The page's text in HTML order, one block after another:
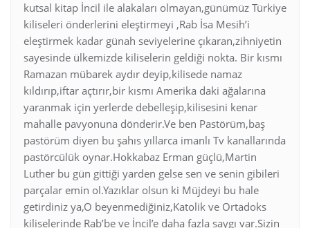
kutsal kitap İncil ile alakaları olmayan,günümüz Türkiye
kiliseleri önderlerini eleştirmeyi ,Rab İsa Mesih’i
eleştirmek kadar günah seviyelerine çıkaran,zihniyetin
sayesinde ülkemizde kiliselerin geldiği nokta. Bir kısmı
Ramazan mübarek aydır deyip,kilisede namaz
kıldırıp,iftar açtırır,bir kısmı Amerika daki ağalarına
yaranmak için yerlerde debelleşip,kilisesini kenar
mahalle pavyonuna dönderir.Ve ben Pastörüm,baş
pastörüm diyen bu şahıs yıllarca imanlı Tv kanallarında
pastörcülük oynar.Hokkabaz Erman güçlü,Martin
Luther bu gün gittiği yarden gelse sen ve senin gibileri
parçalar emin ol.Yazıklar olsun ki Müjdeyi bu hale
getirdiniz ya,O beyenmediğiniz,Katolik ve Ortadoks
kiliselerinde Rab’be ve İncil’e daha fazla saygı var.Sizin